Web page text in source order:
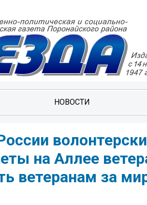
НОВОСТИ
на Аллее
ветеранам за